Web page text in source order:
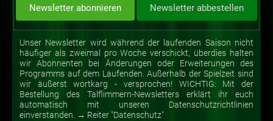
Unser Newsletter wird während der laufenden Saison nicht
häufiger als zweimal pro Woche verschickt, überdies halten
wir Abonnenten bei Änderungen oder Erweiterungen des
Programms auf dem Laufenden. Außerhalb der Spielzeit sind
wir äußerst wortkarg - versprochen! WICHTIG: Mit der
Bestellung des Talflimmern-Newsletters erklärt ihr euch
automatisch mit unseren Datenschutzrichtlinien
einverstanden. → Reiter "Datenschutz"